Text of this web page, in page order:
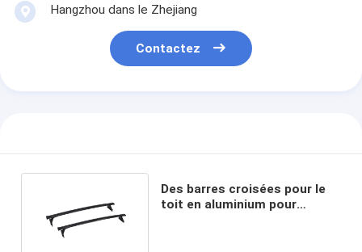
Hangzhou dans le Zhejiang
Contactez
Des barres croisées pour le
toit en aluminium pour